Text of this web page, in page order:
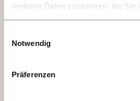
weiteren Daten zusammen, die Sie
haben oder die sie im Rahmen
Notwendig
Präferenzen